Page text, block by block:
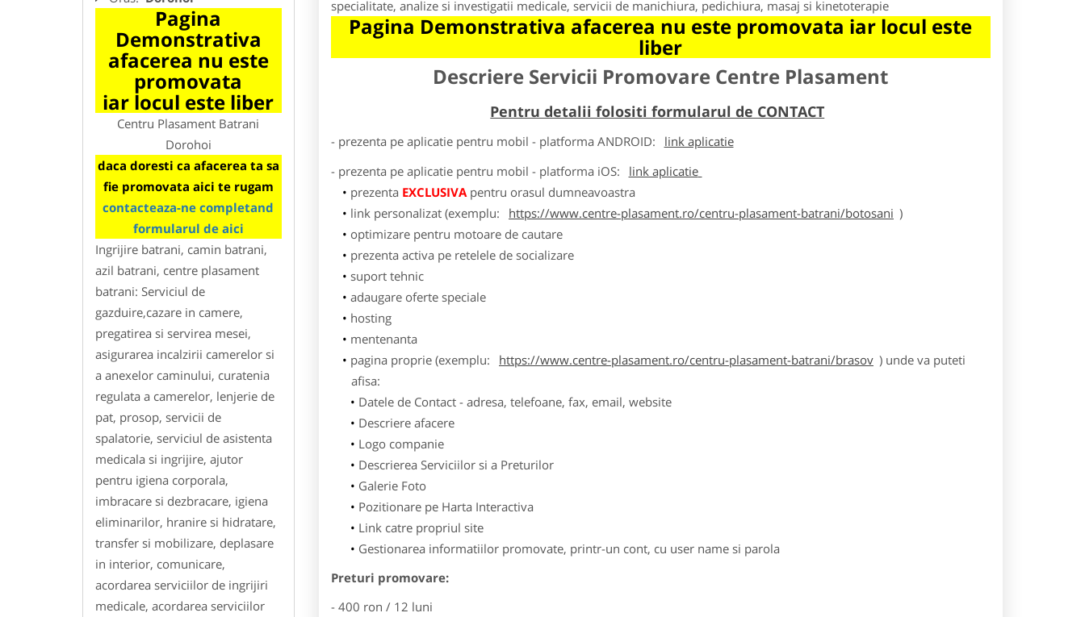
Pagina
Demonstrativa
afacerea nu este
promovata
iar locul este liber
Centru Plasament Batrani
Dorohoi
daca doresti ca afacerea ta sa
fie promovata aici te rugam
contacteaza-ne completand
formularul de aici
Ingrijire batrani, camin batrani,
azil batrani, centre plasament
batrani: Serviciul de
gazduire,cazare in camere,
pregatirea si servirea mesei,
asigurarea incalzirii camerelor si
a anexelor caminului, curatenia
regulata a camerelor, lenjerie de
pat, prosop, servicii de
spalatorie, serviciul de asistenta
medicala si ingrijire, ajutor
pentru igiena corporala,
imbracare si dezbracare, igiena
eliminarilor, hranire si hidratare,
transfer si mobilizare, deplasare
in interior, comunicare,
acordarea serviciilor de ingrijiri
medicale, acordarea serviciilor
specialitate, analize si investigatii medicale, servicii de manichiura, pedichiura, masaj si kinetoterapie
Pagina Demonstrativa afacerea nu este promovata iar locul este
liber
Descriere Servicii Promovare Centre Plasament
Pentru detalii folositi formularul de CONTACT
- prezenta pe aplicatie pentru mobil - platforma ANDROID:
link aplicatie
- prezenta pe aplicatie pentru mobil - platforma iOS:
link aplicatie
prezenta EXCLUSIVApentru orasul dumneavoastra
link personalizat (exemplu:
https://www.centre-plasament.ro/centru-plasament-batrani/botosani )
optimizare pentru motoare de cautare
prezenta activa pe retelele de socializare
suport tehnic
adaugare oferte speciale
hosting
mentenanta
pagina proprie (exemplu:
https://www.centre-plasament.ro/centru-plasament-batrani/brasov ) unde va puteti
afisa:
Datele de Contact - adresa, telefoane, fax, email, website
Descriere afacere
Logo companie
Descrierea Serviciilor si a Preturilor
Galerie Foto
Pozitionare pe Harta Interactiva
Link catre propriul site
Gestionarea informatiilor promovate, printr-un cont, cu user name si parola
Preturi promovare:
- 400 ron / 12 luni